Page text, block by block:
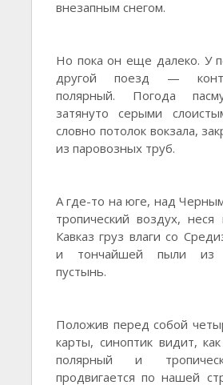
внезапным снегом.
Но пока он еще далеко. У
другой поезд —
полярный. Погода
затянуто серыми
словно потолок вокзала,
из паровозных труб.
А где-то на юге, над
тропический воздух,
Кавказ груз влаги со
и тончайшей пыли из
пустынь.
Положив перед собой
карты, синоптик видит, как
полярный и
продвигается по нашей